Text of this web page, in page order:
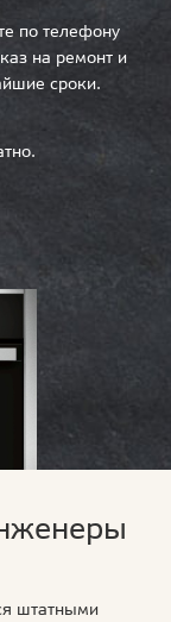
по телефону
на ремонт и
сроки.
штатными